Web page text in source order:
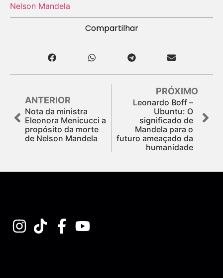
Nelson Mandela
Compartilhar
ANTERIOR
Nota da ministra
Eleonora Menicucci a
propósito da morte
de Nelson Mandela
PRÓXIMO
Leonardo Boff –
Ubuntu: O
significado de
Mandela para o
futuro ameaçado da
humanidade